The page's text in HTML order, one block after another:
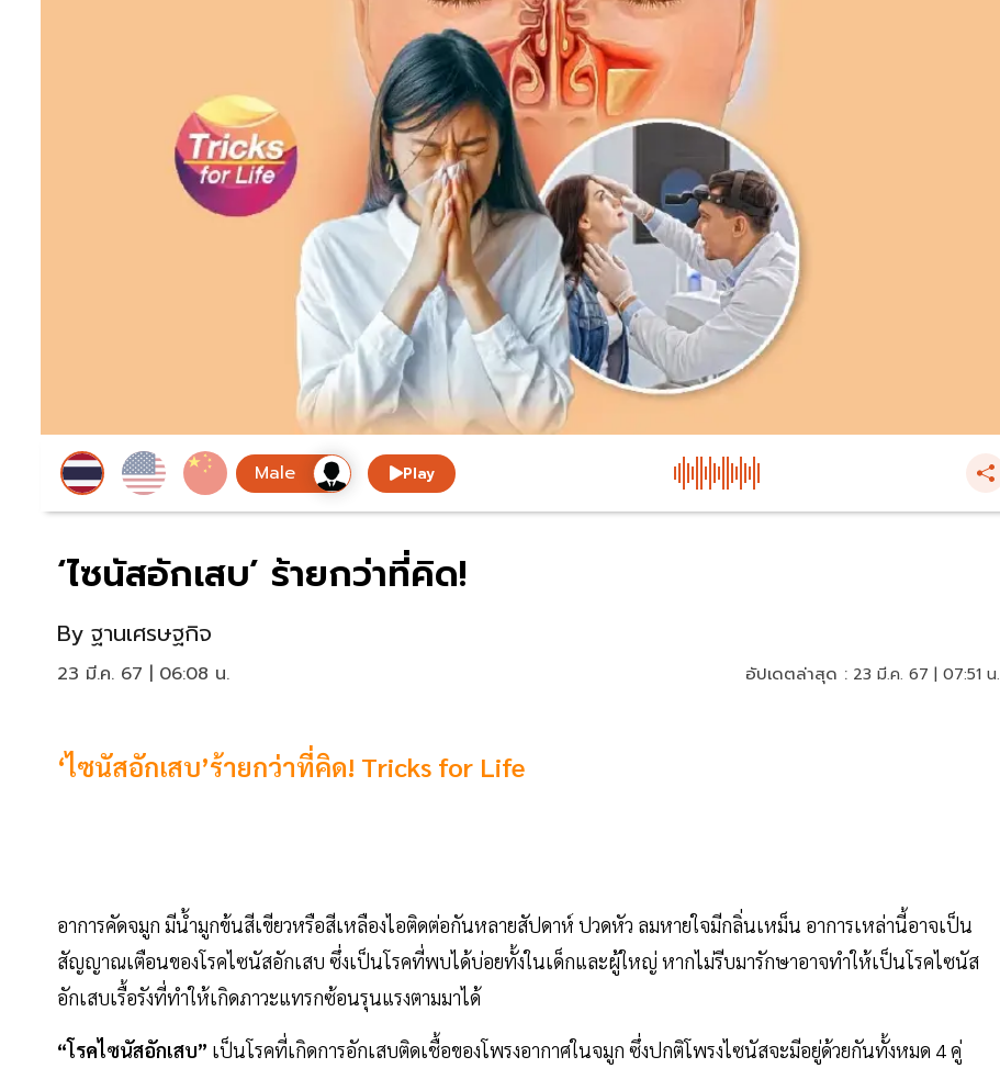
Play
‘ไซนัสอักเสบ’ ร้ายกว่าที่คิด!
By ฐานเศรษฐกิจ
23 มี.ค. 67 | 06:08 น. อัปเดตล่าสุด : 23 มี.ค. 67 | 07:51 น.
‘ไซนัสอักเสบ’ร้ายกว่าที่คิด! Tricks for Life
อาการคัดจมูก มีน้ำมูกข้นสีเขียวหรือสีเหลืองไอติดต่อกันหลายสัปดาห์ ปวดหัว ลมหายใจมีกลิ่นเหม็น อาการเหล่านี้อาจเป็น
สัญญาณเตือนของโรคไซนัสอักเสบ ซึ่งเป็นโรคที่พบได้บ่อยทั้งในเด็กและผู้ใหญ่ หากไม่รีบมารักษาอาจทำให้เป็นโรคไซนัส
อักเสบเรื้อรังที่ทำให้เกิดภาวะแทรกซ้อนรุนแรงตามมาได้
“โรคไซนัสอักเสบ” เป็นโรคที่เกิดการอักเสบติดเชื้อของโพรงอากาศในจมูก ซึ่งปกติโพรงไซนัสจะมีอยู่ด้วยกันทั้งหมด 4 คู่